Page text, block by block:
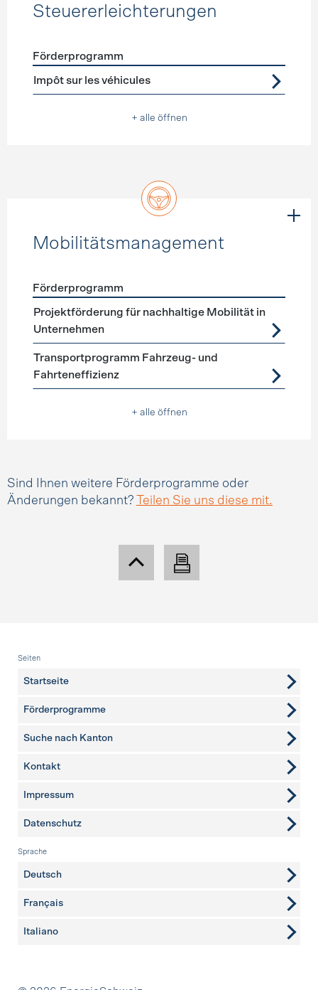
Steuererleichterungen
Förderprogramme Steuererleichterungen
Förderprogramm
Impôt sur les véhicules
+ alle öffnen
Mobilitätsmanagement
Förderprogramme Mobilitätsmanagement
Förderprogramm
Projektförderung für nachhaltige Mobilität in
Unternehmen
Transportprogramm Fahrzeug- und
Fahrteneffizienz
+ alle öffnen
Sind Ihnen weitere Förderprogramme oder
Änderungen bekannt?
Teilen Sie uns diese mit.
Fusszeile
Seiten
Startseite
Förderprogramme
Suche nach Kanton
weitere Seiten
Kontakt
Impressum
Datenschutz
Sprache
Deutsch
Français
Italiano